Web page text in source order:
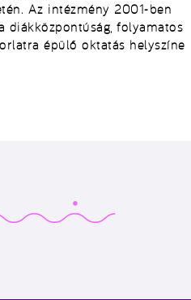
Az intézmény 2001-ben
diákközpontúság, folyamatos
épülő oktatás helyszíne